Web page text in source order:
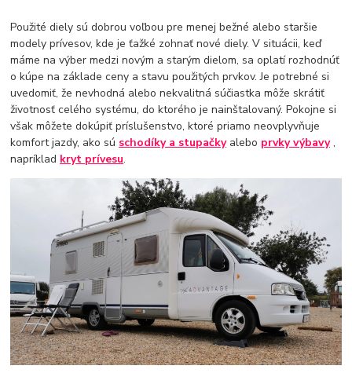
Použité diely sú dobrou voľbou pre menej bežné alebo staršie
modely prívesov, kde je ťažké zohnať nové diely. V situácii, keď
máme na výber medzi novým a starým dielom, sa oplatí rozhodnúť
o kúpe na základe ceny a stavu použitých prvkov. Je potrebné si
uvedomiť, že nevhodná alebo nekvalitná súčiastka môže skrátiť
životnosť celého systému, do ktorého je nainštalovaný. Pokojne si
však môžete dokúpiť príslušenstvo, ktoré priamo neovplyvňuje
komfort jazdy, ako sú schodíky a stupačkyalebo prvky výbavy,
napríklad kryt prívesu.